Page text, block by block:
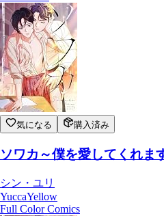
気になる 購入済み
ソワカ～僕を愛してくれま
シン・ユリ
YuccaYellow
Full Color Comics